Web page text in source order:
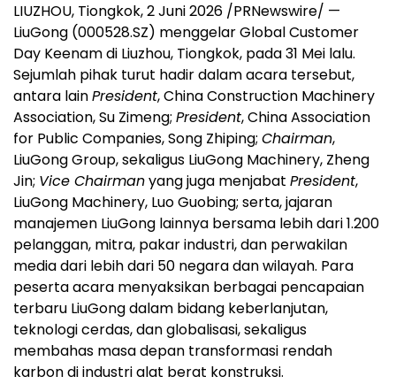
LIUZHOU, Tiongkok, 2 Juni 2026 /PRNewswire/ —
LiuGong (000528.SZ) menggelar Global Customer
Day Keenam di Liuzhou, Tiongkok, pada 31 Mei lalu.
Sejumlah pihak turut hadir dalam acara tersebut,
antara lainPresident, China Construction Machinery
Association, Su Zimeng; President, China Association
for Public Companies, Song Zhiping; Chairman,
LiuGong Group, sekaligus LiuGong Machinery, Zheng
Jin; Vice Chairmanyang juga menjabat President,
LiuGong Machinery, Luo Guobing; serta, jajaran
manajemen LiuGong lainnya bersama lebih dari 1.200
pelanggan, mitra, pakar industri, dan perwakilan
media dari lebih dari 50 negara dan wilayah. Para
peserta acara menyaksikan berbagai pencapaian
terbaru LiuGong dalam bidang keberlanjutan,
teknologi cerdas, dan globalisasi, sekaligus
membahas masa depan transformasi rendah
karbon di industri alat berat konstruksi.